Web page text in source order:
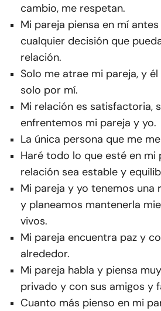
cambio, me respetan.
Mi pareja piensa en mí
cualquier decisión que
relación.
Solo me atrae mi pareja, y
solo por mí.
Mi relación es satisfactoria,
enfrentemos mi pareja y yo.
La única persona que me
Haré todo lo que esté en mi
relación sea estable y
Mi pareja y yo tenemos una
y planeamos mantenerla
vivos.
Mi pareja encuentra paz y
alrededor.
Mi pareja habla y piensa
privado y con sus amigos y
Cuanto más pienso en mi